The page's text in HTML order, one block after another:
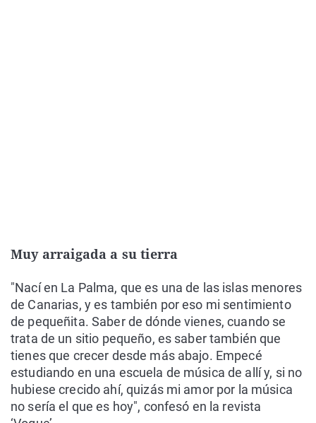
Muy arraigada a su tierra
"Nací en La Palma, que es una de las islas menores
de Canarias, y es también por eso mi sentimiento
de pequeñita. Saber de dónde vienes, cuando se
trata de un sitio pequeño, es saber también que
tienes que crecer desde más abajo. Empecé
estudiando en una escuela de música de allí y, si no
hubiese crecido ahí, quizás mi amor por la música
no sería el que es hoy", confesó en la revista